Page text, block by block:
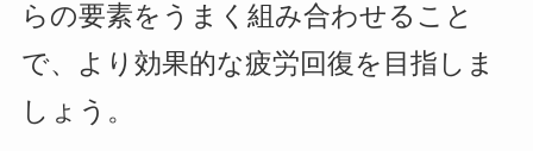
らの要素をうまく組み合わせること
で、より効果的な疲労回復を目指しま
しょう。